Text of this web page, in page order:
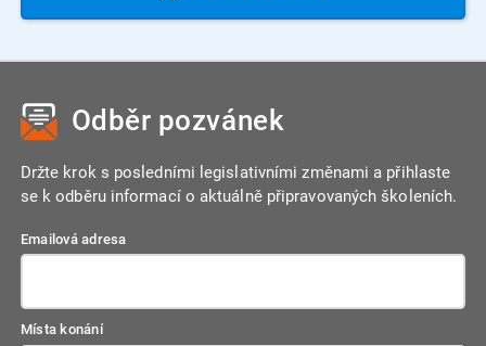
Odběr pozvánek
Držte krok s posledními legislativními změnami a přihlaste
se k odběru informací o aktuálně připravovaných školeních.
Emailová adresa
Místa konání